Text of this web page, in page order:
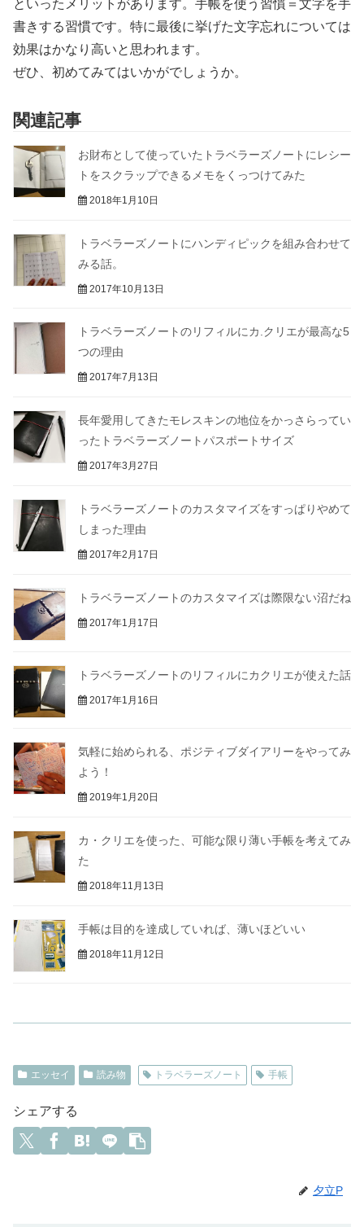
といったメリットがあります。手帳を使う習慣＝文字を手
書きする習慣です。特に最後に挙げた文字忘れについては
効果はかなり高いと思われます。
ぜひ、初めてみてはいかがでしょうか。
関連記事
お財布として使っていたトラベラーズノートにレシー
トをスクラップできるメモをくっつけてみた
2018年1月10日
トラベラーズノートにハンディピックを組み合わせて
みる話。
2017年10月13日
トラベラーズノートのリフィルにカ.クリエが最高な5
つの理由
2017年7月13日
長年愛用してきたモレスキンの地位をかっさらってい
ったトラベラーズノートパスポートサイズ
2017年3月27日
トラベラーズノートのカスタマイズをすっぱりやめて
しまった理由
2017年2月17日
トラベラーズノートのカスタマイズは際限ない沼だね
2017年1月17日
トラベラーズノートのリフィルにカクリエが使えた話
2017年1月16日
気軽に始められる、ポジティブダイアリーをやってみ
よう！
2019年1月20日
カ・クリエを使った、可能な限り薄い手帳を考えてみ
た
2018年11月13日
手帳は目的を達成していれば、薄いほどいい
2018年11月12日
エッセイ 読み物 トラベラーズノート 手帳
シェアする
夕立P